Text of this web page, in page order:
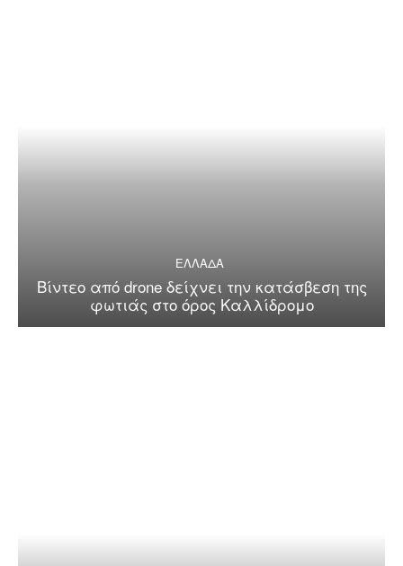
ΕΛΛΑΔΑ
Βίντεο από drone δείχνει την κατάσβεση της
φωτιάς στο όρος Καλλίδρομο